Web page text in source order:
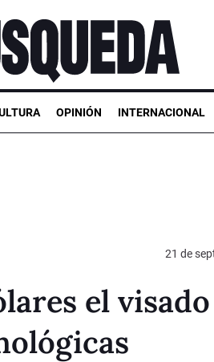
OPINIÓN INTERNACIONAL
21 de
el visado